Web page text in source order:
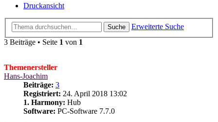
Druckansicht
Suche
Erweiterte Suche
3 Beiträge • Seite 1 von 1
Themenersteller
Hans-Joachim
Beiträge: 3
Registriert: 24. April 2018 13:02
1. Harmony: Hub
Software: PC-Software 7.7.0